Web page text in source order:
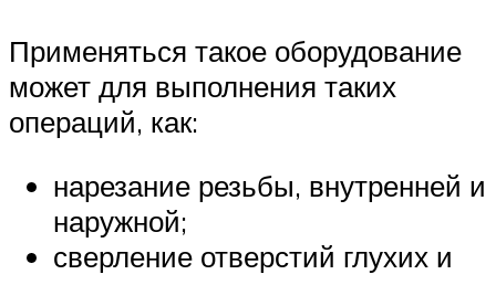
Применяться такое оборудование
может для выполнения таких
операций, как:
нарезание резьбы, внутренней и
наружной;
сверление отверстий глухих и